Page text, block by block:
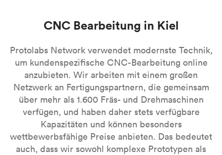
CNC Bearbeitung in Kiel
Protolabs Network verwendet modernste Technik,
um kundenspezifische CNC-Bearbeitung online
anzubieten. Wir arbeiten mit einem großen
Netzwerk an Fertigungspartnern, die gemeinsam
über mehr als 1.600 Fräs- und Drehmaschinen
verfügen, und haben daher stets verfügbare
Kapazitäten und können besonders
wettbewerbsfähige Preise anbieten. Das bedeutet
auch, dass wir sowohl komplexe Prototypen als